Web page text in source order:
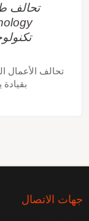
تحالف
تحالف الأعمال
جهات الاتصال